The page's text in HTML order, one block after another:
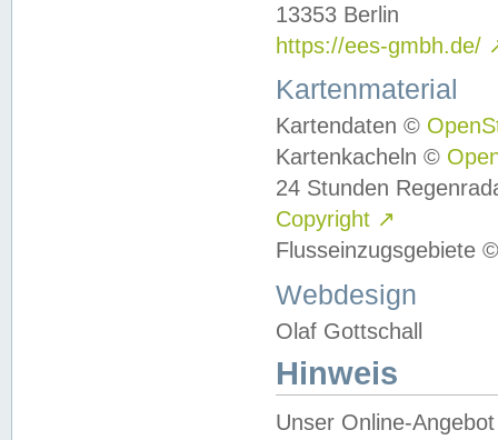
13353 Berlin
https://ees-gmbh.de/
Kartenmaterial
Kartendaten ©
Kartenkacheln ©
24 Stunden
Copyright ↗
Flusseinzugsgebiete
Webdesign
Olaf Gottschall
Hinweis
Unser Online-